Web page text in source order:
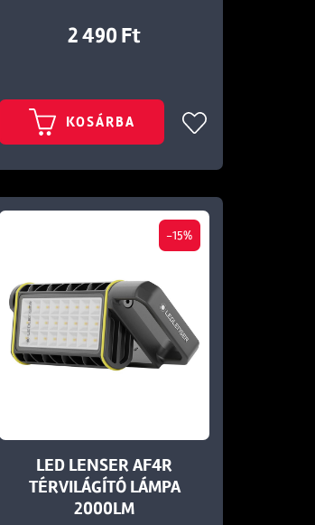
2 490 Ft
KOSÁRBA
-15%
LED LENSER AF4R
TÉRVILÁGÍTÓ LÁMPA
2000LM